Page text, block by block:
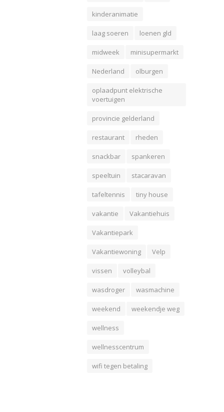
kinderanimatie
laag soeren loenen gld
midweek minisupermarkt
Nederland olburgen
oplaadpunt elektrische
voertuigen
provincie gelderland
restaurant rheden
snackbar spankeren
speeltuin stacaravan
tafeltennis tiny house
vakantie Vakantiehuis
Vakantiepark
Vakantiewoning Velp
vissen volleybal
wasdroger wasmachine
weekend weekendje weg
wellness
wellnesscentrum
wifi tegen betaling